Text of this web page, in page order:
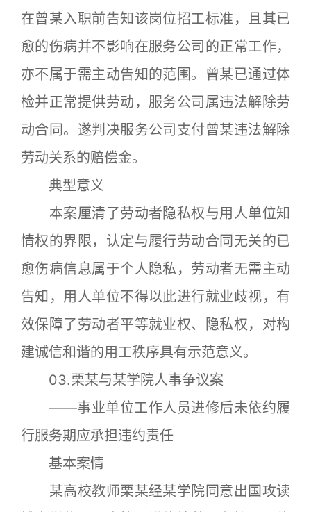
在曾某入职前告知该岗位招工标准，且其已
愈的伤病并不影响在服务公司的正常工作，
亦不属于需主动告知的范围。曾某已通过体
检并正常提供劳动，服务公司属违法解除劳
动合同。遂判决服务公司支付曾某违法解除
劳动关系的赔偿金。
典型意义
本案厘清了劳动者隐私权与用人单位知
情权的界限，认定与履行劳动合同无关的已
愈伤病信息属于个人隐私，劳动者无需主动
告知，用人单位不得以此进行就业歧视，有
效保障了劳动者平等就业权、隐私权，对构
建诚信和谐的用工秩序具有示范意义。
03.栗某与某学院人事争议案
——事业单位工作人员进修后未依约履
行服务期应承担违约责任
基本案情
某高校教师栗某经某学院同意出国攻读